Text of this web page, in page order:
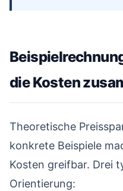
die Kosten
Theoretische
konkrete Beispiele
Kosten greifbar. Drei
Orientierung: